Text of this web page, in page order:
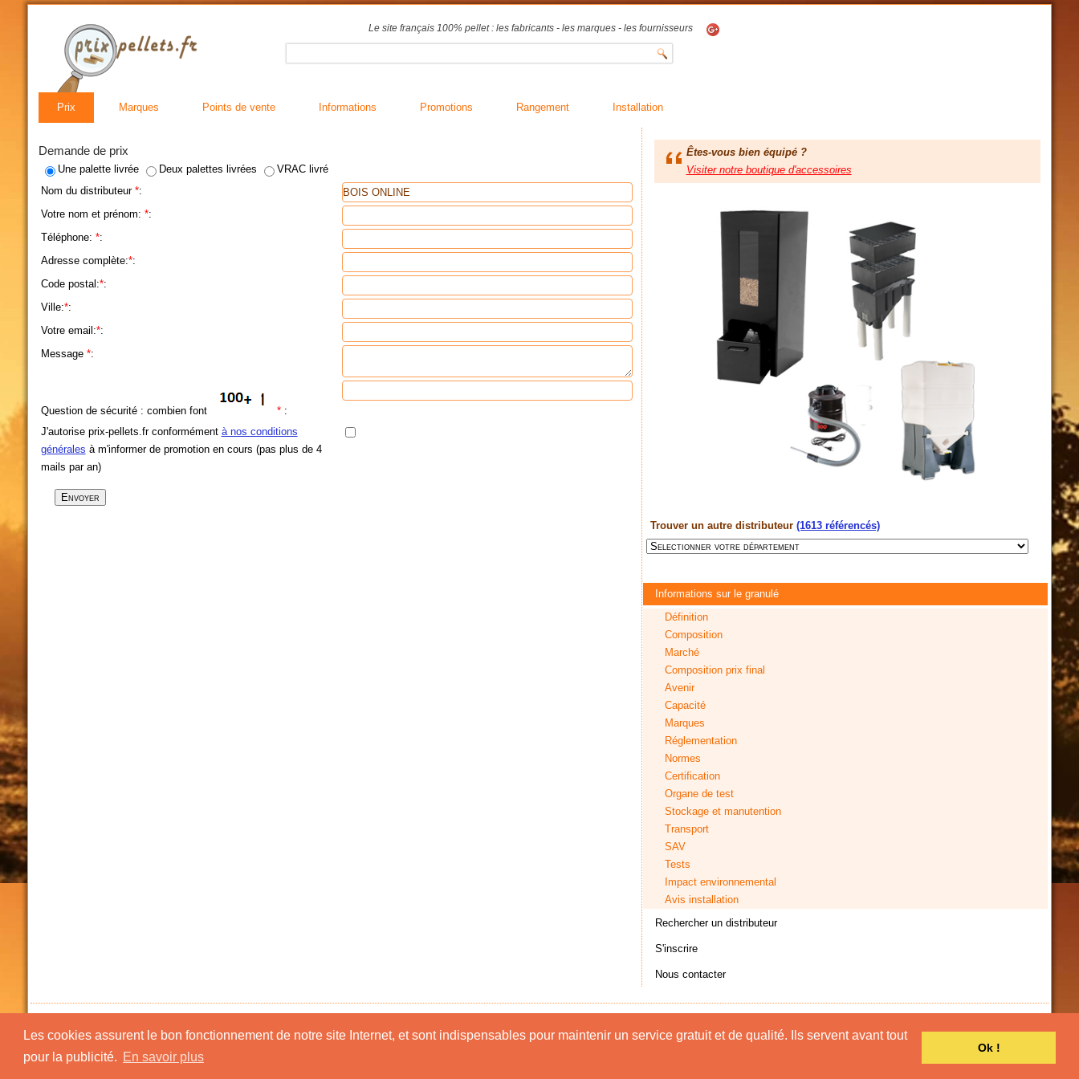
Les cookies assurent le bon fonctionnement de notre site Internet, et sont indispensables pour maintenir un service gratuit et de qualité. Ils servent avant tout
pour la publicité. En savoir plus
Ok !
Le site français 100% pellet : les fabricants - les marques - les fournisseurs
Prix Marques Points de vente Informations Promotions Rangement Installation
Demande de prix
Une palette livrée Deux palettes livrées
VRAC livré
Nom du distributeur *:
Votre nom et prénom: *:
Téléphone: *:
Adresse complète:*:
Code postal:*:
Ville:*:
Votre email:*:
Message *:
Question de sécurité : combien font *:
J'autorise prix-pellets.fr conformément à nos conditions
générales à m'informer de promotion en cours (pas plus de 4
mails par an)
Êtes-vous bien équipé ?
Trouver un autre distributeur (1613 référencés)
Informations sur le granulé
Définition
Composition
Marché
Composition prix final
Avenir
Capacité
Marques
Réglementation
Normes
Certification
Organe de test
Stockage et manutention
Transport
SAV
Tests
Impact environnemental
Avis installation
Rechercher un distributeur
S'inscrire
Nous contacter
Accueil|Mentions légales| Contact|Nous rejoindre